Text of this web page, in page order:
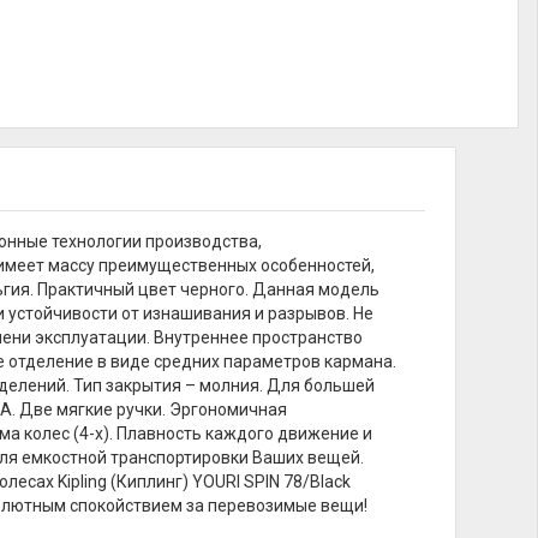
технологии производства,
массу преимущественных особенностей,
Практичный цвет черного. Данная модель
от изнашивания и разрывов. Не
эксплуатации. Внутреннее пространство
в виде средних параметров кармана.
Тип закрытия – молния. Для большей
Две мягкие ручки. Эргономичная
колес (4-х). Плавность каждого движение и
емкостной транспортировки Ваших вещей.
Kipling (Киплинг) YOURI SPIN 78/Black
спокойствием за перевозимые вещи!